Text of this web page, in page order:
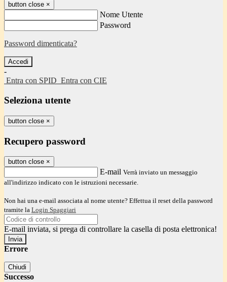
button close ×
Nome Utente
Password
Password dimenticata?
-
Entra con SPID Entra con CIE
Seleziona utente
button close ×
Recupero password
button close ×
E-mail Verrà inviato un messaggio
all'indirizzo indicato con le istruzioni necessarie.
Non hai una e-mail associata al nome utente? Effettua il reset della password
tramite la Login Spaggiari
E-mail inviata, si prega di controllare la casella di posta elettronica!
Errore
Chiudi
Successo